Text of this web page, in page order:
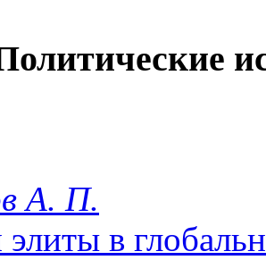
А. П.
элиты в